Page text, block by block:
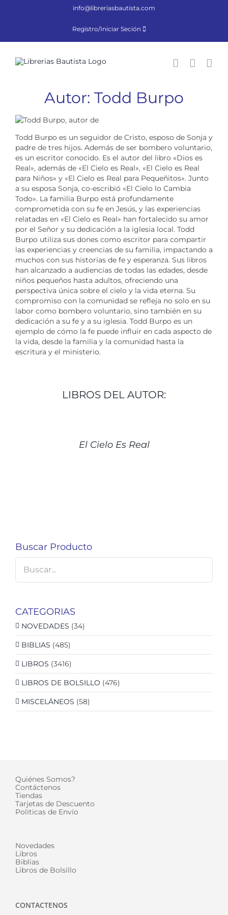
info@libreriasbautista.com
Registro/Iniciar Seción
Autor: Todd Burpo
Todd Burpo es un seguidor de Cristo, esposo de Sonja y
padre de tres hijos. Además de ser bombero voluntario,
es un escritor conocido. Es el autor del libro «Dios es
Real», además de «El Cielo es Real», «El Cielo es Real
para Niños» y «El Cielo es Real para Pequeñitos». Junto
a su esposa Sonja, co-escribió «El Cielo lo Cambia
Todo». La familia Burpo está profundamente
comprometida con su fe en Jesús, y las experiencias
relatadas en «El Cielo es Real» han fortalecido su amor
por el Señor y su dedicación a la iglesia local. Todd
Burpo utiliza sus dones como escritor para compartir
las experiencias y creencias de su familia, impactando a
muchos con sus historias de fe y esperanza. Sus libros
han alcanzado a audiencias de todas las edades, desde
niños pequeños hasta adultos, ofreciendo una
perspectiva única sobre el cielo y la vida eterna. Su
compromiso con la comunidad se refleja no solo en su
labor como bombero voluntario, sino también en su
dedicación a su fe y a su iglesia. Todd Burpo es un
ejemplo de cómo la fe puede influir en cada aspecto de
la vida, desde la familia y la comunidad hasta la
escritura y el ministerio.
LIBROS DEL AUTOR:
El Cielo Es Real
Buscar Producto
CATEGORIAS
NOVEDADES (34)
BIBLIAS (485)
LIBROS (3416)
LIBROS DE BOLSILLO (476)
MISCELÁNEOS (58)
Quiénes Somos?
Contáctenos
Tiendas
Tarjetas de Descuento
Politicas de Envío
Novedades
Libros
Biblias
Libros de Bolsillo
CONTACTENOS